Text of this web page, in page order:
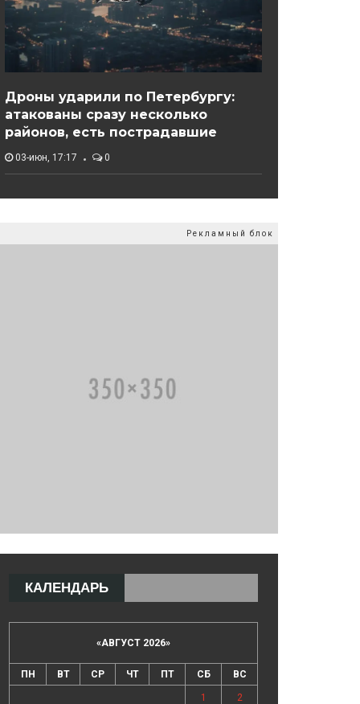
Дроны ударили по Петербургу:
атакованы сразу несколько
районов, есть пострадавшие
03-июн, 17:17 0
Рекламный блок
КАЛЕНДАРЬ
«АВГУСТ 2026»
ПН ВТ СР ЧТ ПТ СБ ВС
1 2